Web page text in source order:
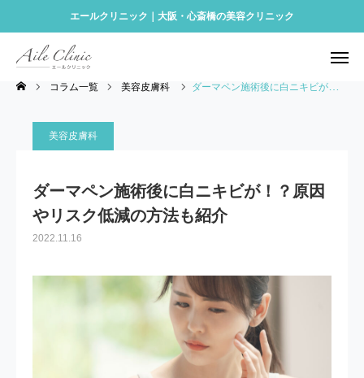
エールクリニック｜大阪・心斎橋の美容クリニック
コラム一覧 美容皮膚科 ダーマペン施術後に白ニキビが！？原因やリスク低減の方法も紹介
美容皮膚科
ダーマペン施術後に白ニキビが！？原因
やリスク低減の方法も紹介
2022.11.16
予約する
診療メニュー
再生医療
料金表